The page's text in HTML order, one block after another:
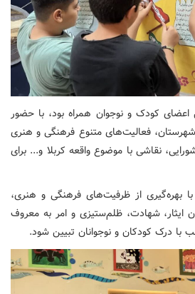
اعضای کودک و نوجوان همراه بود، با حضور
فعالیت‌های متنوع فرهنگی و هنری
نقاشی با موضوع واقعه کربلا و... برای
بهره‌گیری از ظرفیت‌های فرهنگی و هنری،
ایثار، شهادت، ظلم‌ستیزی و امر به معروف
با درک کودکان و نوجوانان تبیین شود.